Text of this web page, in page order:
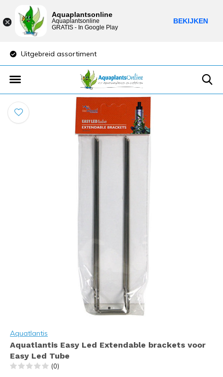
Uitgebreid assortiment
Aquatlantis
Aquatlantis Easy Led Extendable brackets voor
Easy Led Tube
(0)
Aquaplantsonline
Aquaplantsonline
GRATIS - In Google Play
BEKIJKEN